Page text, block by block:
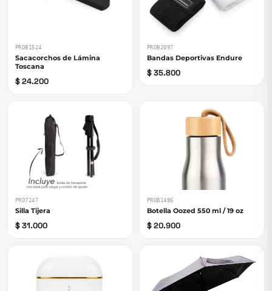
PROB1524
Sacacorchos de Lámina
Toscana
$ 24.200
PROB2097
Bandas Deportivas Endure
$ 35.800
PRO7247
Silla Tijera
$ 31.000
PROB1486
Botella Oozed 550 ml / 19 oz
$ 20.900